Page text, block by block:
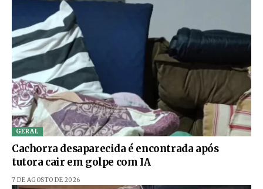
GERAL
Cachorra desaparecida é encontrada após
tutora cair em golpe com IA
7 DE AGOSTO DE 2026